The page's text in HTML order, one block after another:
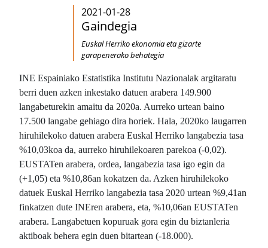
2021-01-28
Gaindegia
Euskal Herriko ekonomia eta gizarte
garapenerako behategia
INE Espainiako Estatistika Institutu Nazionalak argitaratu
berri duen azken inkestako datuen arabera 149.900
langabeturekin amaitu da 2020a. Aurreko urtean baino
17.500 langabe gehiago dira horiek. Hala, 2020ko laugarren
hiruhilekoko datuen arabera Euskal Herriko langabezia tasa
%10,03koa da, aurreko hiruhilekoaren parekoa (-0,02).
EUSTATen arabera, ordea, langabezia tasa igo egin da
(+1,05) eta %10,86an kokatzen da. Azken hiruhilekoko
datuek Euskal Herriko langabezia tasa 2020 urtean %9,41an
finkatzen dute INEren arabera, eta, %10,06an EUSTATen
arabera. Langabetuen kopuruak gora egin du biztanleria
aktiboak behera egin duen bitartean (-18.000).